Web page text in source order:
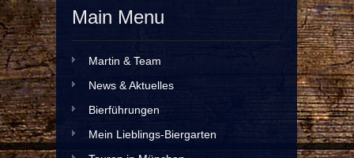
Main Menu
Martin & Team
News & Aktuelles
Bierführungen
Mein Lieblings-Biergarten